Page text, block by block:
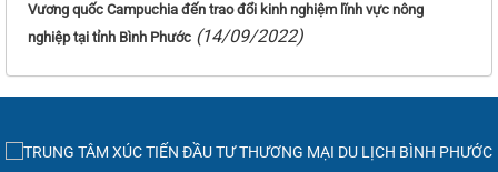
Vương quốc Campuchia đến trao đổi kinh nghiệm lĩnh vực nông
nghiệp tại tỉnh Bình Phước (14/09/2022)